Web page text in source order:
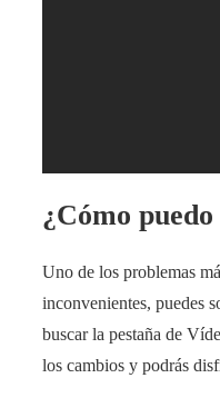
¿Cómo
Uno de los problemas
inconvenientes, puedes
buscar la pestaña de
los cambios y podrás